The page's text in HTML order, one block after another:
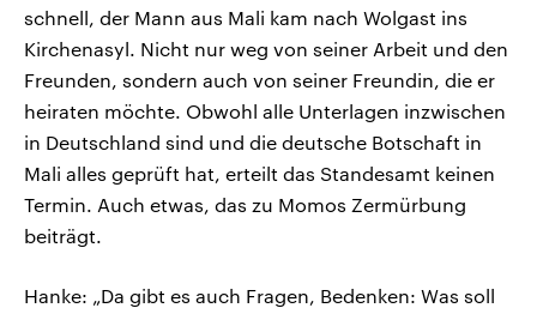
schnell, der Mann aus Mali kam nach Wolgast ins
Kirchenasyl. Nicht nur weg von seiner Arbeit und den
Freunden, sondern auch von seiner Freundin, die er
heiraten möchte. Obwohl alle Unterlagen inzwischen
in Deutschland sind und die deutsche Botschaft in
Mali alles geprüft hat, erteilt das Standesamt keinen
Termin. Auch etwas, das zu Momos Zermürbung
beiträgt.
Hanke: „Da gibt es auch Fragen, Bedenken: Was soll